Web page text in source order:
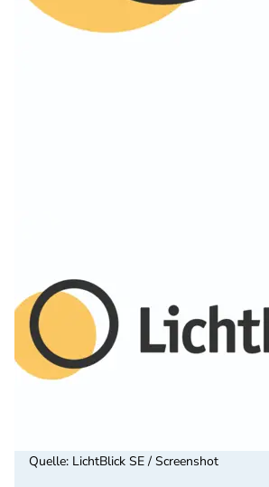
Quelle: LichtBlick SE / Screenshot